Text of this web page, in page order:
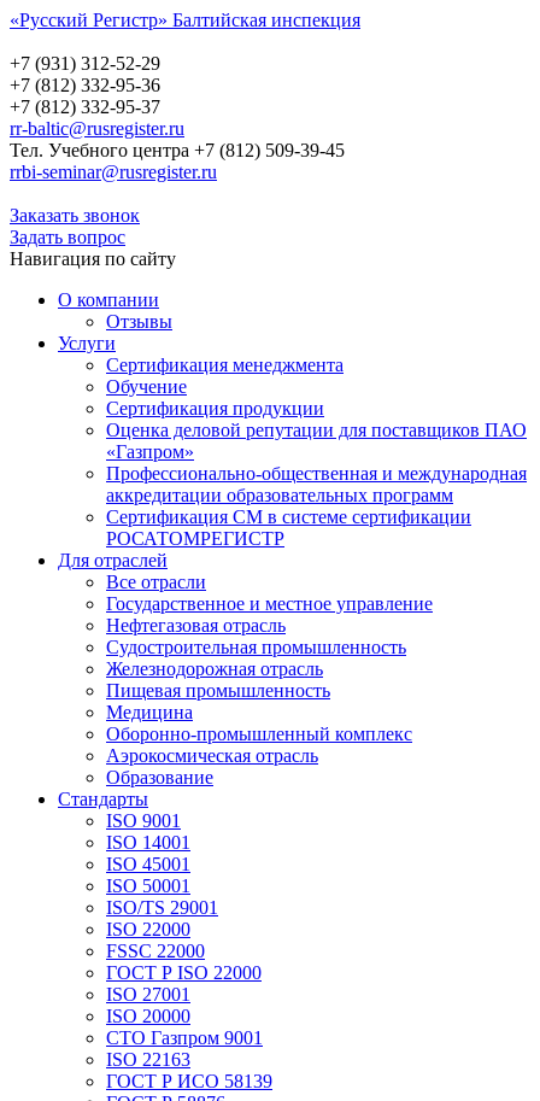
«Русский Регистр» Балтийская инспекция
+7 (931) 312-52-29
+7 (812) 332-95-36
+7 (812) 332-95-37
rr-baltic@rusregister.ru
Тел. Учебного центра +7 (812) 509-39-45
rrbi-seminar@rusregister.ru
Заказать звонок
Задать вопрос
Навигация по сайту
О компании
Отзывы
Услуги
Сертификация менеджмента
Обучение
Сертификация продукции
Оценка деловой репутации для поставщиков ПАО
«Газпром»
Профессионально-общественная и международная
аккредитации образовательных программ
Сертификация СМ в системе сертификации
РОСАТОМРЕГИСТР
Для отраслей
Все отрасли
Государственное и местное управление
Нефтегазовая отрасль
Судостроительная промышленность
Железнодорожная отрасль
Пищевая промышленность
Медицина
Оборонно-промышленный комплекс
Аэрокосмическая отрасль
Образование
Стандарты
ISO 9001
ISO 14001
ISO 45001
ISO 50001
ISO/TS 29001
ISO 22000
FSSC 22000
ГОСТ Р ISO 22000
ISO 27001
ISO 20000
СТО Газпром 9001
ISO 22163
ГОСТ Р ИСО 58139